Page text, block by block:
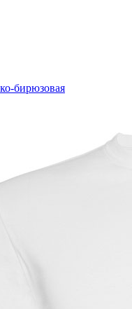
бирюзовая